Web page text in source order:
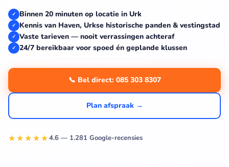
✓ Binnen 20 minuten op locatie in Urk
✓ Kennis van Haven, Urkse historische panden & vestingstad
✓ Vaste tarieven — nooit verrassingen achteraf
✓ 24/7 bereikbaar voor spoed én geplande klussen
📞 Bel direct: 085 303 8307
Plan afspraak →
★★★★★4.6 — 1.281 Google-recensies